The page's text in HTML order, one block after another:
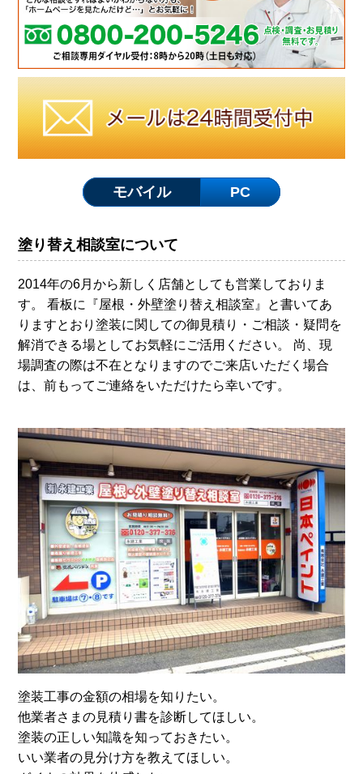
モバイル PC
塗り替え相談室について
2014年の6月から新しく店舗としても営業しておりま
す。 看板に『屋根・外壁塗り替え相談室』と書いてあ
りますとおり塗装に関しての御見積り・ご相談・疑問を
解消できる場としてお気軽にご活用ください。 尚、現
場調査の際は不在となりますのでご来店いただく場合
は、前もってご連絡をいただけたら幸いです。
塗装工事の金額の相場を知りたい。
他業者さまの見積り書を診断してほしい。
塗装の正しい知識を知っておきたい。
いい業者の見分け方を教えてほしい。